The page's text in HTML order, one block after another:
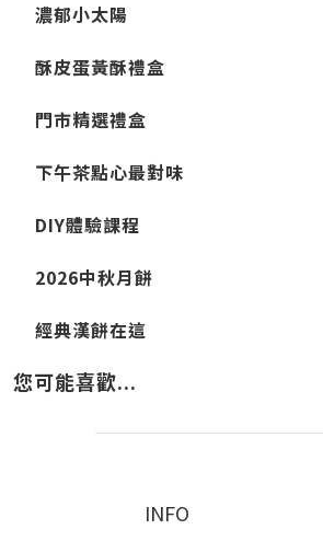
濃郁小太陽
酥皮蛋黃酥禮盒
門市精選禮盒
下午茶點心最對味
DIY體驗課程
2026中秋月餅
經典漢餅在這
您可能喜歡...
INFO